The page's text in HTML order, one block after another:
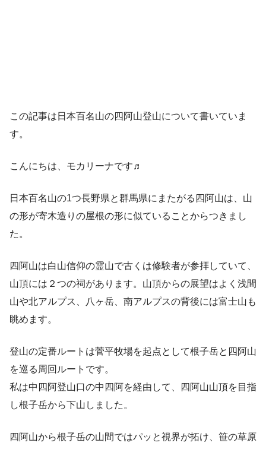
この記事は日本百名山の四阿山登山について書いていま
す。
こんにちは、モカリーナです♬
日本百名山の1つ長野県と群馬県にまたがる四阿山は、山
の形が寄木造りの屋根の形に似ていることからつきまし
た。
四阿山は白山信仰の霊山で古くは修験者が参拝していて、
山頂には２つの祠があります。山頂からの展望はよく浅間
山や北アルプス、八ヶ岳、南アルプスの背後には富士山も
眺めます。
登山の定番ルートは菅平牧場を起点として根子岳と四阿山
を巡る周回ルートです。
私は中四阿登山口の中四阿を経由して、四阿山山頂を目指
し根子岳から下山しました。
四阿山から根子岳の山間ではパッと視界が拓け、笹の草原